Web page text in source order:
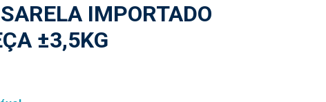
IMPORTADO
±3,5KG